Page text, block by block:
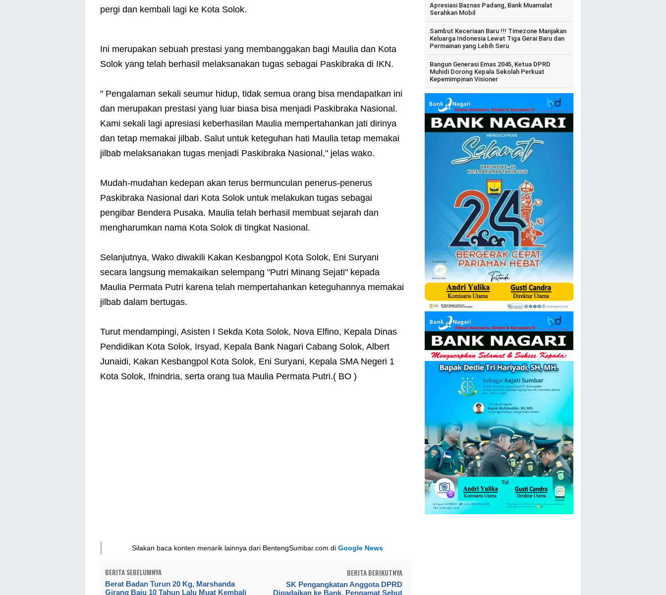
pergi dan kembali lagi ke Kota Solok.
Ini merupakan sebuah prestasi yang membanggakan bagi Maulia dan Kota
Solok yang telah berhasil melaksanakan tugas sebagai Paskibraka di IKN.
" Pengalaman sekali seumur hidup, tidak semua orang bisa mendapatkan ini
dan merupakan prestasi yang luar biasa bisa menjadi Paskibraka Nasional.
Kami sekali lagi apresiasi keberhasilan Maulia mempertahankan jati dirinya
dan tetap memakai jilbab. Salut untuk keteguhan hati Maulia tetap memakai
jilbab melaksanakan tugas menjadi Paskibraka Nasional," jelas wako.
Mudah-mudahan kedepan akan terus bermunculan penerus-penerus
Paskibraka Nasional dari Kota Solok untuk melakukan tugas sebagai
pengibar Bendera Pusaka. Maulia telah berhasil membuat sejarah dan
mengharumkan nama Kota Solok di tingkat Nasional.
Selanjutnya, Wako diwakili Kakan Kesbangpol Kota Solok, Eni Suryani
secara langsung memakaikan selempang "Putri Minang Sejati" kepada
Maulia Permata Putri karena telah mempertahankan keteguhannya memakai
jilbab dalam bertugas.
Turut mendampingi, Asisten I Sekda Kota Solok, Nova Elfino, Kepala Dinas
Pendidikan Kota Solok, Irsyad, Kepala Bank Nagari Cabang Solok, Albert
Junaidi, Kakan Kesbangpol Kota Solok, Eni Suryani, Kepala SMA Negeri 1
Kota Solok, Ifnindria, serta orang tua Maulia Permata Putri.( BO )
Silakan baca konten menarik lainnya dari BentengSumbar.com diGoogle News
BERITA SEBELUMNYA
Berat Badan Turun 20 Kg, Marshanda
Girang Baju 10 Tahun Lalu Muat Kembali
BERITA BERIKUTNYA
SK Pengangkatan Anggota DPRD
Digadaikan ke Bank, Pengamat Sebut
Apresiasi Baznas Padang, Bank Muamalat
Serahkan Mobil
Sambut Keceriaan Baru !!! Timezone Manjakan
Keluarga Indonesia Lewat Tiga Gerai Baru dan
Permainan yang Lebih Seru
Bangun Generasi Emas 2045, Ketua DPRD
Muhidi Dorong Kepala Sekolah Perkuat
Kepemimpinan Visioner